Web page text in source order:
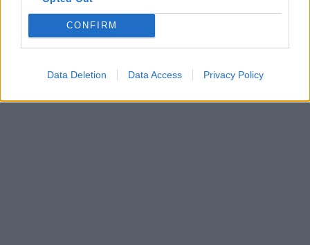
CONFIRM
Data Deletion Data Access Privacy Policy